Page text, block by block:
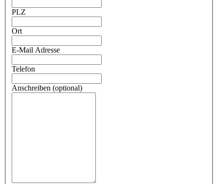
PLZ
Ort
E-Mail Adresse
Telefon
Anschreiben (optional)